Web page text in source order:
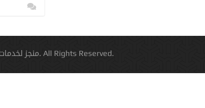
Copyright © 2026 منجز لخدمات الويب. All Rights Reserved.